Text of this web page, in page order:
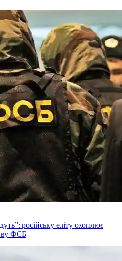
російську еліту охоплює
ФСБ